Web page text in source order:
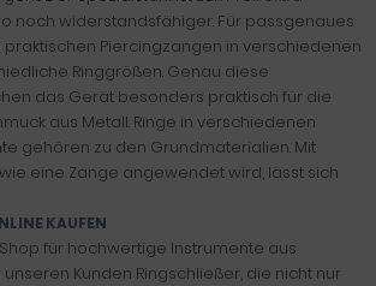
noch widerstandsfähiger. Für passgenaues
Piercingzangen in verschiedenen
Ringgrößen. Genau diese
das Gerät besonders praktisch für die
aus Metall. Ringe in verschiedenen
gehören zu den Grundmaterialien. Mit
eine Zange angewendet wird, lässt sich
KAUFEN
für hochwertige Instrumente aus
Kunden Ringschließer, die nicht nur